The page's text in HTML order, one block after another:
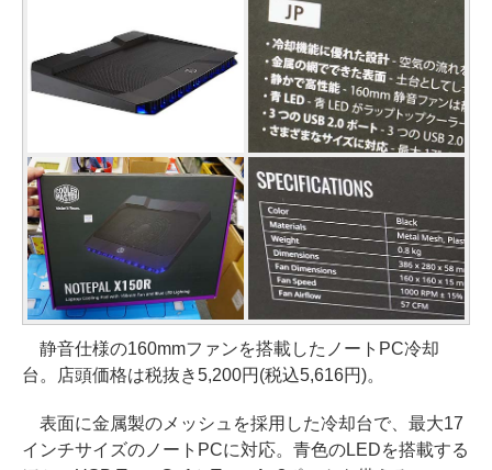
静音仕様の160mmファンを搭載したノートPC冷却
台。店頭価格は税抜き5,200円(税込5,616円)。
表面に金属製のメッシュを採用した冷却台で、最大17
インチサイズのノートPCに対応。青色のLEDを搭載する